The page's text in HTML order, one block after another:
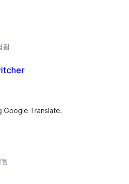
됨
Google Translate.